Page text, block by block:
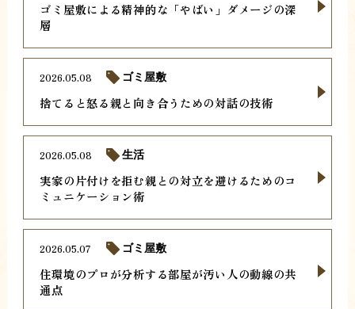
ゴミ屋敷による精神的な「やばい」ダメージの深
層
捨てると怒る親と向き合うための対話の技術
2026.05.08 ゴミ屋敷
実家の片付けを拒む親との対立を避けるためのコ
ミュニケーション術
2026.05.08 生活
住環境のプロが分析する部屋が汚い人の動線の共
通点
2026.05.07 ゴミ屋敷